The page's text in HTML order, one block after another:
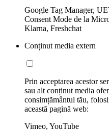
Google Tag Manager,
Consent Mode de la
Klarna, Freshchat
Conținut media extern
Prin acceptarea acestor
sau alt conținut media
consimțământul tău,
această pagină web:
Vimeo, YouTube